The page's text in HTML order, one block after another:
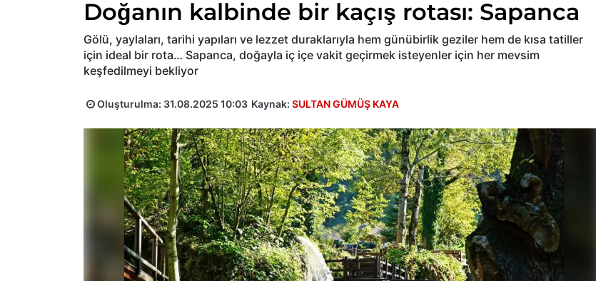
Doğanın kalbinde bir kaçış rotası: Sapanca
Gölü, yaylaları, tarihi yapıları ve lezzet duraklarıyla hem günübirlik geziler hem de kısa tatiller
için ideal bir rota… Sapanca, doğayla iç içe vakit geçirmek isteyenler için her mevsim
keşfedilmeyi bekliyor
Oluşturulma: 31.08.2025 10:03 Kaynak: SULTAN GÜMÜŞ KAYA